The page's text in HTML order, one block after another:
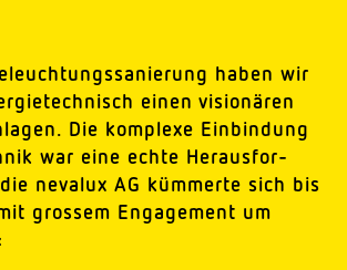
haben wir
einen visio­nären
Die komplexe Einbindung
war eine echte Heraus­for­
nevalux AG kümmerte sich bis
grossem Enga­gement um